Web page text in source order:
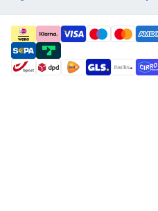
payment methods
shipment methods